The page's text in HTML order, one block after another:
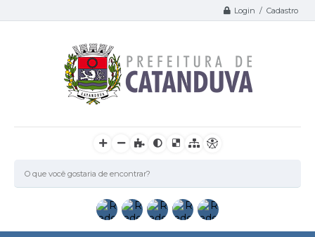
Login / Cadastro